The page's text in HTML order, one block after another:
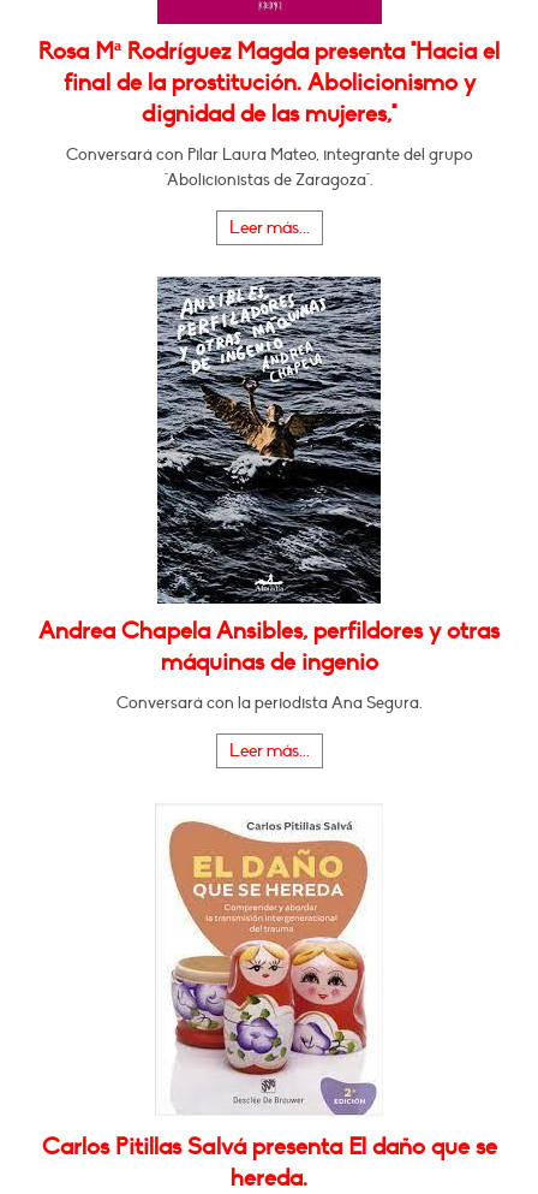
Rosa Mª Rodríguez Magda presenta "Hacia el
final de la prostitución. Abolicionismo y
dignidad de las mujeres,"
Conversará con Pilar Laura Mateo, integrante del grupo
"Abolicionistas de Zaragoza".
Leer más...
Andrea Chapela Ansibles, perfildores y otras
máquinas de ingenio
Conversará con la periodista Ana Segura.
Leer más...
Carlos Pitillas Salvá presenta El daño que se
hereda.